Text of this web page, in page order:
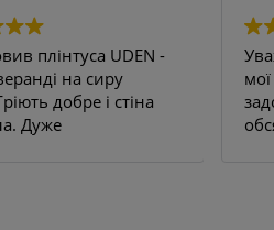
плінтуса UDEN -
на сиру
добре і стіна
Дуже